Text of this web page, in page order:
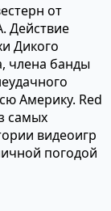
от
Действие
Дикого
члена банды
Америку. Red
самых
видеоигр
погодой